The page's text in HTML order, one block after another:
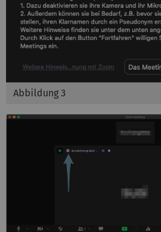
Abbildung 3